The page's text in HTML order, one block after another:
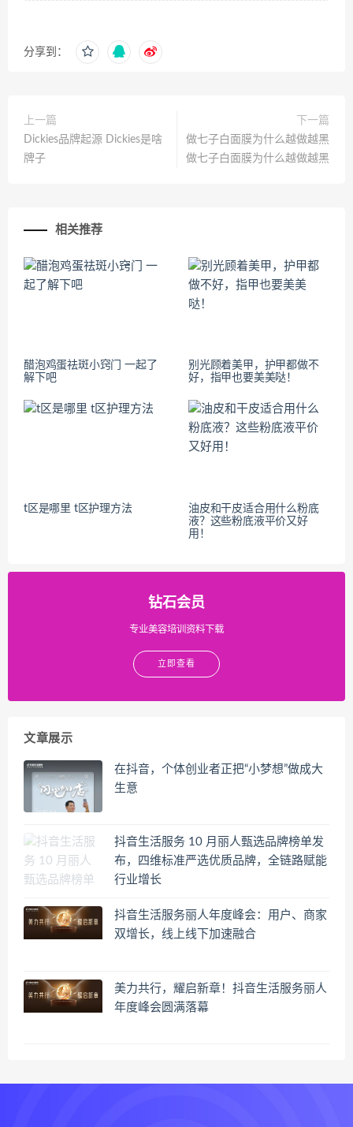
分享到：
上一篇
Dickies品牌起源 Dickies是啥
牌子
下一篇
做七子白面膜为什么越做越黑
做七子白面膜为什么越做越黑
相关推荐
醋泡鸡蛋祛斑小窍门 一起了
解下吧
别光顾着美甲，护甲都做不
好，指甲也要美美哒！
t区是哪里 t区护理方法
油皮和干皮适合用什么粉底
液？这些粉底液平价又好
用！
钻石会员
专业美容培训资料下载
立即查看
文章展示
在抖音，个体创业者正把“小梦想”做成大
生意
抖音生活服务 10 月丽人甄选品牌榜单发
布，四维标准严选优质品牌，全链路赋能
行业增长
抖音生活服务丽人年度峰会：用户、商家
双增长，线上线下加速融合
美力共行，耀启新章！抖音生活服务丽人
年度峰会圆满落幕